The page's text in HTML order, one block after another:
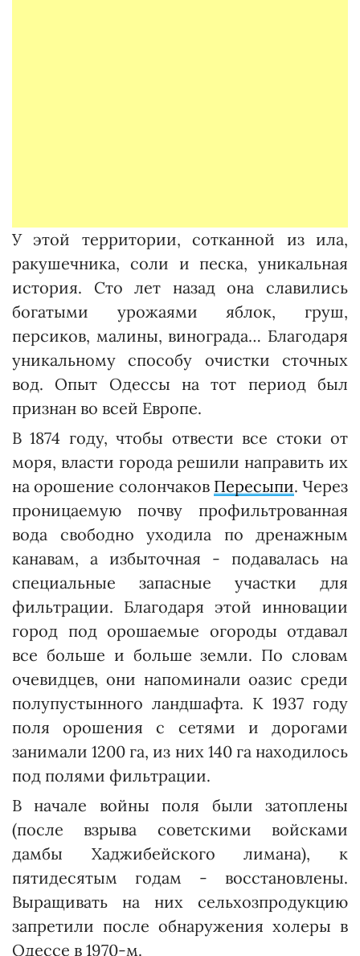
У этой территории, сотканной из ила,
ракушечника, соли и песка, уникальная
история. Сто лет назад она славились
богатыми урожаями яблок, груш,
персиков, малины, винограда… Благодаря
уникальному способу очистки сточных
вод. Опыт Одессы на тот период был
признан во всей Европе.
В 1874 году, чтобы отвести все стоки от
моря, власти города решили направить их
на орошение солончаков Пересыпи. Через
проницаемую почву профильтрованная
вода свободно уходила по дренажным
канавам, а избыточная - подавалась на
специальные запасные участки для
фильт­рации. Благодаря этой инновации
город под орошаемые огороды отдавал
все больше и больше земли. По словам
очевидцев, они напоминали оазис среди
полупус­тынного ландшафта. К 1937 году
поля орошения с сетями и дорогами
занимали 1200 га, из них 140 га находилось
под полями фильтрации.
В начале войны поля были затоплены
(после взрыва советскими войсками
дамбы Хаджи­бейского лимана), к
пятидесятым годам - восстановлены.
Выращи­вать на них сельхозпродукцию
запретили после обнаружения холеры в
Одессе в 1970-м.